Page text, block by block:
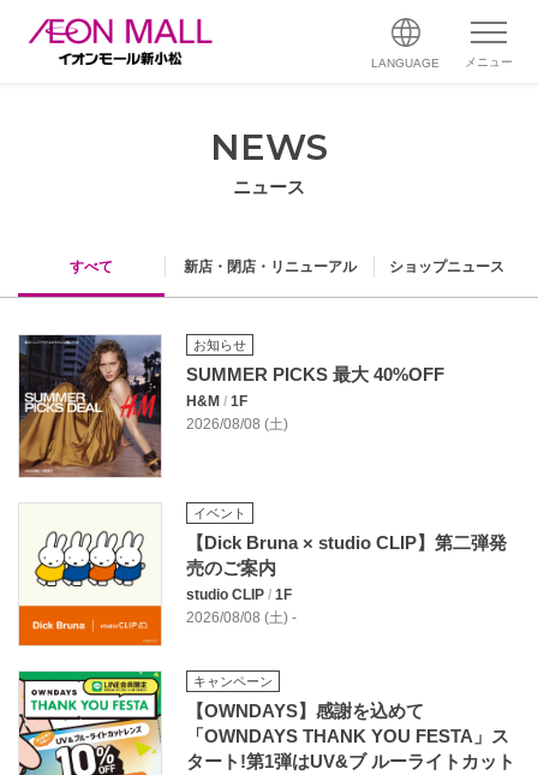
LANGUAGE メニュー
NEWS
ニュース
すべて 新店・閉店・リニューアル ショップニュース
お知らせ
SUMMER PICKS 最大 40%OFF
H&M / 1F
2026/08/08 (土)
イベント
【Dick Bruna × studio CLIP】第二弾発
売のご案内
studio CLIP / 1F
2026/08/08 (土) -
キャンペーン
【OWNDAYS】感謝を込めて
「OWNDAYS THANK YOU FESTA」ス
タート!第1弾はUV&ブ ルーライトカット